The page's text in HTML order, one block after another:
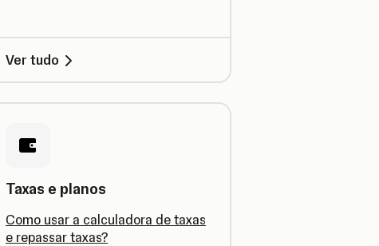
Ver tudo
Taxas e planos
Como usar a calculadora de taxas
e repassar taxas?